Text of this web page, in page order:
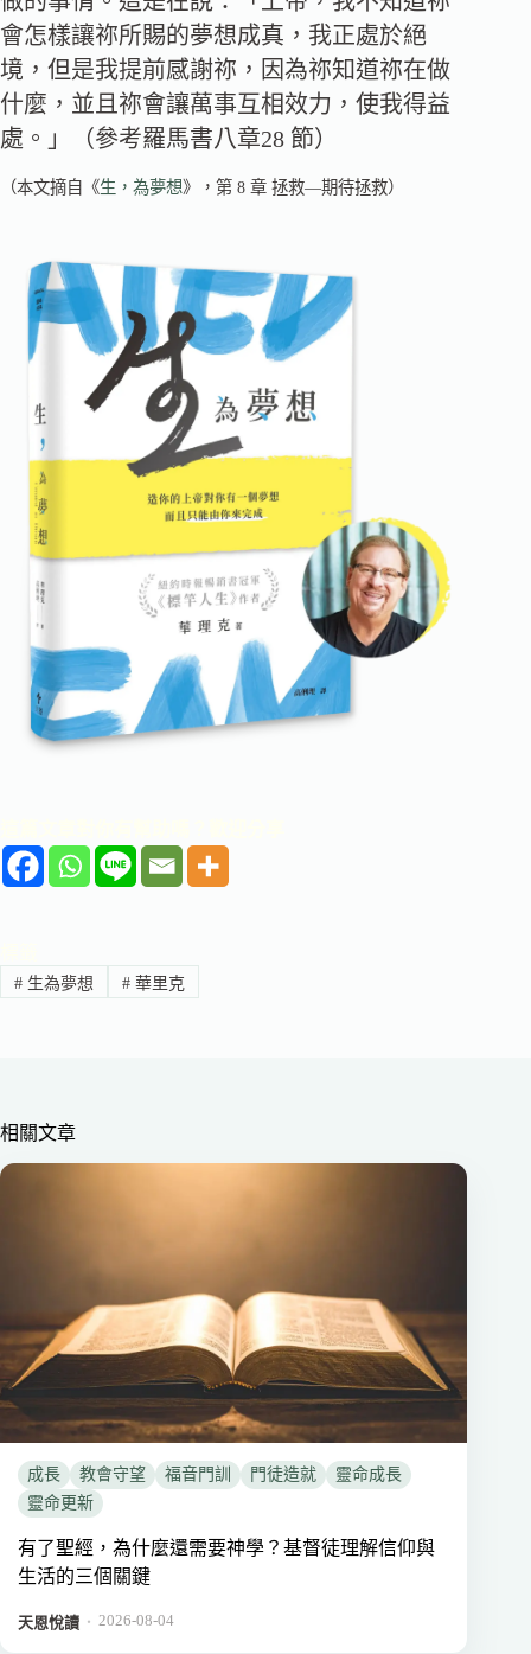
會怎樣讓祢所賜的夢想成真，我正處於絕
境，但是我提前感謝祢，因為祢知道祢在做
什麼，並且祢會讓萬事互相效力，使我得益
處。」（參考羅馬書八章28 節）
（本文摘自《生，為夢想》，第 8 章 拯救—期待拯救）
#生為夢想 #華里克
相關文章
成長 教會守望 福音門訓 門徒造就
靈命成長
靈命更新
有了聖經，為什麼還需要神學？基督徒理解信仰與
生活的三個關鍵
天恩悅讀 ． 2026-08-04